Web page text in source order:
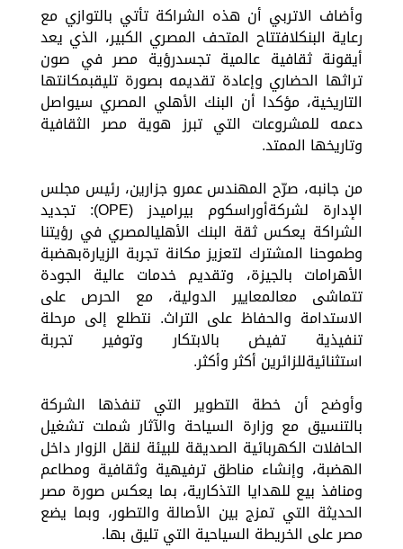
وأضاف الاتربي أن هذه الشراكة تأتي بالتوازي مع
رعاية البنكلافتتاح المتحف المصري الكبير، الذي يعد
أيقونة ثقافية عالمية تجسدرؤية مصر في صون
تراثها الحضاري وإعادة تقديمه بصورة تليقبمكانتها
التاريخية، مؤكدا أن البنك الأهلي المصري سيواصل
دعمه للمشروعات التي تبرز هوية مصر الثقافية
وتاريخها الممتد.
من جانبه، صرّح المهندس عمرو جزارين، رئيس مجلس
الإدارة لشركةأوراسكوم بيراميدز (OPE): تجديد
الشراكة يعكس ثقة البنك الأهليالمصري في رؤيتنا
وطموحنا المشترك لتعزيز مكانة تجربة الزيارةبهضبة
الأهرامات بالجيزة، وتقديم خدمات عالية الجودة
تتماشى معالمعايير الدولية، مع الحرص على
الاستدامة والحفاظ على التراث. نتطلع إلى مرحلة
تنفيذية تفيض بالابتكار وتوفير تجربة
استثنائيةللزائرين أكثر وأكثر.
وأوضح أن خطة التطوير التي تنفذها الشركة
بالتنسيق مع وزارة السياحة والآثار شملت تشغيل
الحافلات الكهربائية الصديقة للبيئة لنقل الزوار داخل
الهضبة، وإنشاء مناطق ترفيهية وثقافية ومطاعم
ومنافذ بيع للهدايا التذكارية، بما يعكس صورة مصر
الحديثة التي تمزج بين الأصالة والتطور، وبما يضع
مصر على الخريطة السياحية التي تليق بها.